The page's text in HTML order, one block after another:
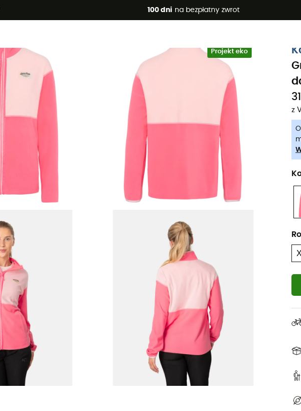
100 dni na bezpłatny zwrot
Letnie promocje 🔥 -5% DODATKOWO przy zakupie 2 produktów*, kod
Projekt eko
z